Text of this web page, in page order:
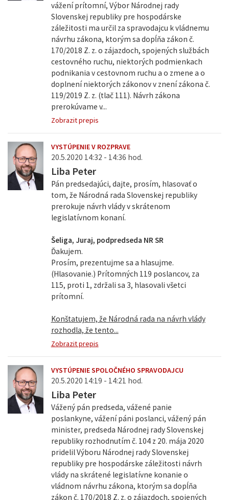
vážení prítomní, Výbor Národnej rady
Slovenskej republiky pre hospodárske
záležitosti ma určil za spravodajcu k vládnemu
návrhu zákona, ktorým sa dopĺňa zákon č.
170/2018 Z. z. o zájazdoch, spojených službách
cestovného ruchu, niektorých podmienkach
podnikania v cestovnom ruchu a o zmene a o
doplnení niektorých zákonov v znení zákona č.
119/2019 Z. z. (tlač 111). Návrh zákona
prerokúvame v...
Zobrazit prepis
VYSTÚPENIE V ROZPRAVE
20.5.2020 14:32 - 14:36 hod.
Liba Peter
Pán predsedajúci, dajte, prosím, hlasovať o
tom, že Národná rada Slovenskej republiky
prerokuje návrh vlády v skrátenom
legislatívnom konaní.
Šeliga, Juraj, podpredseda NR SR
Ďakujem.
Prosím, prezentujme sa a hlasujme.
(Hlasovanie.) Prítomných 119 poslancov, za
115, proti 1, zdržali sa 3, hlasovali všetci
prítomní.
Konštatujem, že Národná rada na návrh vlády
rozhodla, že tento...
Zobrazit prepis
VYSTÚPENIE SPOLOČNÉHO SPRAVODAJCU
20.5.2020 14:19 - 14:21 hod.
Liba Peter
Vážený pán predseda, vážené panie
poslankyne, vážení páni poslanci, vážený pán
minister, predseda Národnej rady Slovenskej
republiky rozhodnutím č. 104 z 20. mája 2020
pridelil Výboru Národnej rady Slovenskej
republiky pre hospodárske záležitosti návrh
vlády na skrátené legislatívne konanie o
vládnom návrhu zákona, ktorým sa dopĺňa
zákon č. 170/2018 Z. z. o zájazdoch, spojených